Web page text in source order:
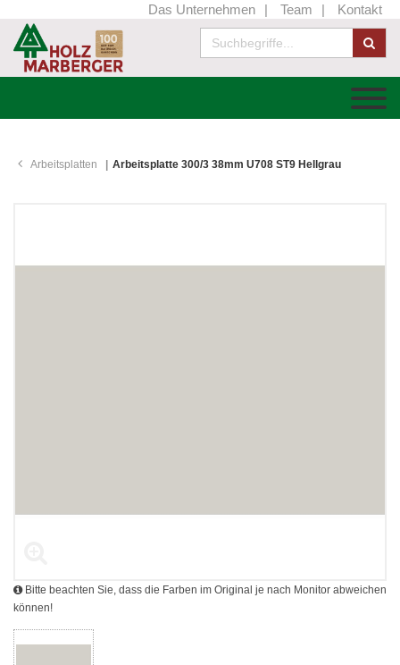
Das Unternehmen Team Kontakt
Arbeitsplatten Arbeitsplatte 300/3 38mm U708 ST9 Hellgrau
Bitte beachten Sie, dass die Farben im Original je nach Monitor abweichen
können!